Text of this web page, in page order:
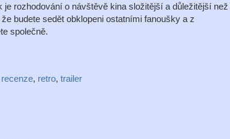
je rozhodování o návštěvě kina složitější a důležitější než
budete sedět obklopeni ostatními fanoušky a z
společně.
recenze, retro, trailer